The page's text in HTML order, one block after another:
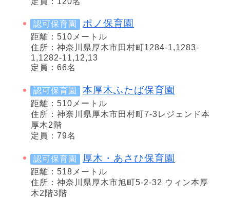
認可保育園 ポノ保育園
距離：510メートル
住所：神奈川県厚木市田村町1284-1,1283-
1,1282-11,12,13
定員：66名
認可保育園 本厚木ふたば保育園
距離：510メートル
住所：神奈川県厚木市田村町7-3レジェンド本
厚木2階
定員：79名
認可保育園 厚木・あさひ保育園
距離：518メートル
住所：神奈川県厚木市旭町5-2-32 ウィン本厚
木2階3階